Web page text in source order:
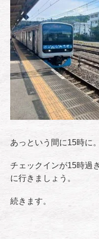
あっという間に15時に。
チェックインが15時過
に行きましょう。
続きます。